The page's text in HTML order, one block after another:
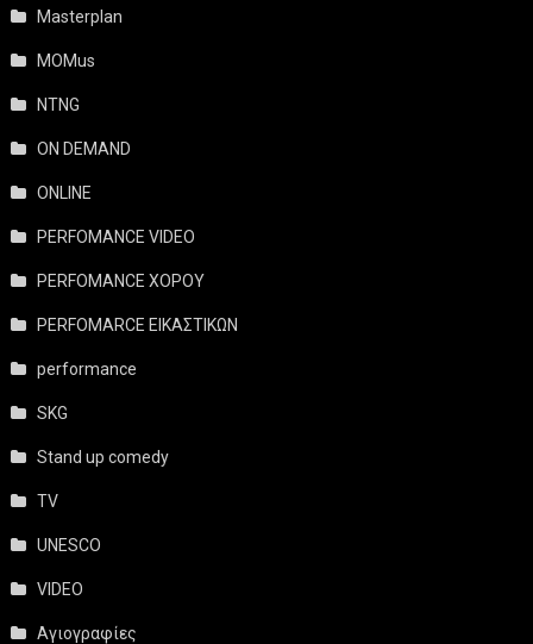
Masterplan
MOMus
NTNG
ON DEMAND
ONLINE
PERFOMANCE VIDEO
PERFOMANCE ΧΟΡΟΥ
PERFOMARCE ΕΙΚΑΣΤΙΚΩΝ
performance
SKG
Stand up comedy
TV
UNESCO
VIDEO
Αγιογραφίες